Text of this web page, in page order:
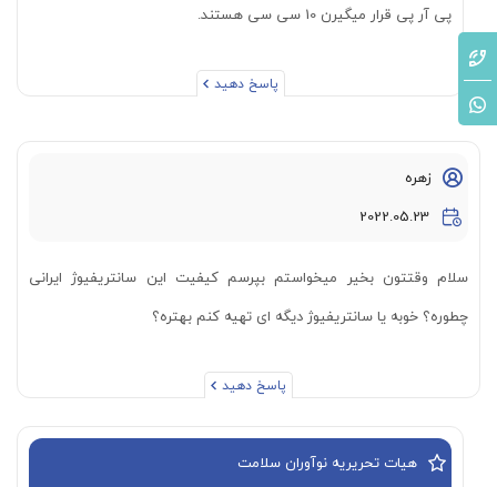
پی آر پی قرار میگیرن 10 سی سی هستند.
پاسخ دهید
زهره
2022.05.23
سلام وقتتون بخیر میخواستم بپرسم کیفیت این سانتریفیوژ ایرانی
چطوره؟ خوبه یا سانتریفیوژ دیگه ای تهیه کنم بهتره؟
پاسخ دهید
هیات تحریریه نوآوران سلامت